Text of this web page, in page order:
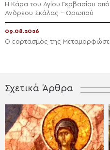
Η Κάρα του Αγίου Γερβασίου
Ανδρέου Σκάλας – Ωρωπού
09.08.2026
Ο εορτασμός της
Σχετικά Άρθρα